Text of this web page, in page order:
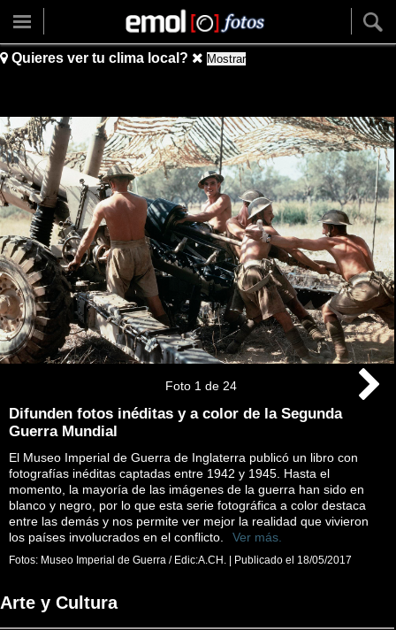
Quieres ver tu clima local? Mostrar
Foto 1 de 24
Difunden fotos inéditas y a color de la Segunda
Guerra Mundial
El Museo Imperial de Guerra de Inglaterra publicó un libro con
fotografías inéditas captadas entre 1942 y 1945. Hasta el
momento, la mayoría de las imágenes de la guerra han sido en
blanco y negro, por lo que esta serie fotográfica a color destaca
entre las demás y nos permite ver mejor la realidad que vivieron
los países involucrados en el conflicto.
Ver más.
Fotos: Museo Imperial de Guerra / Edic:A.CH. | Publicado el 18/05/2017
Arte y Cultura